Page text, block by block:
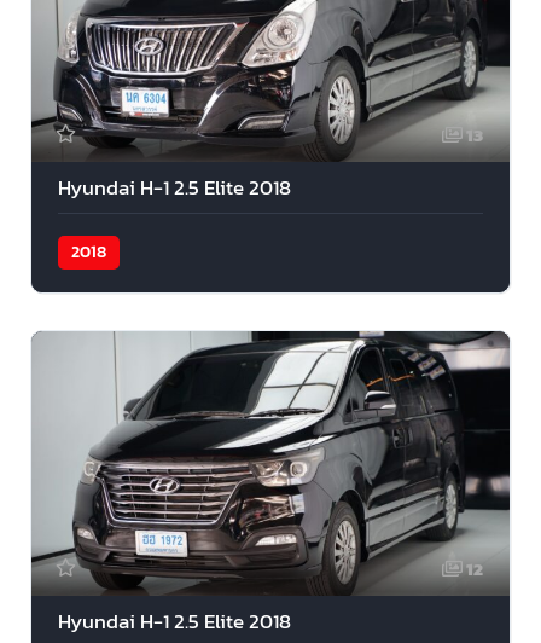
13
Hyundai H-1 2.5 Elite 2018
2018
12
Hyundai H-1 2.5 Elite 2018